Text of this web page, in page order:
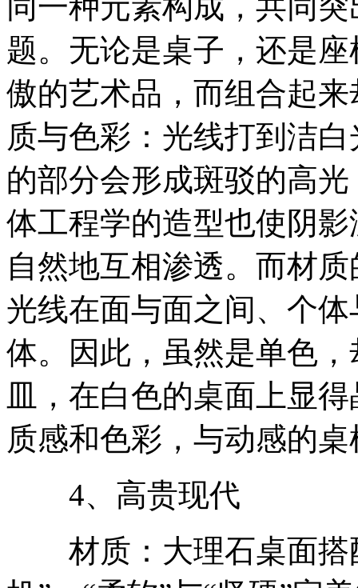
题。无论是桌子，还是
傲的艺术品，而组合起
质与色彩：光线打到洁
的部分会形成斑驳的高
体工程学的造型也使阴
自然地互相渗透。而材
光线在面与面之间、个
体。因此，虽然是单色
皿，在白色的桌面上显
质感和色彩，与动感的
4、高贵现代
材质：大理石桌面搭